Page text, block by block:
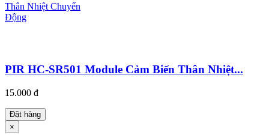
PIR HC-SR501 Module Cảm Biến Thân Nhiệt...
15.000 đ
Đặt hàng
×